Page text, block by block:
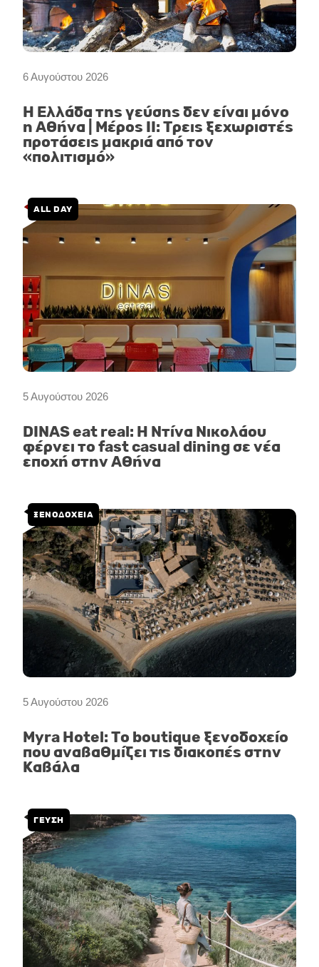
6 Αυγούστου 2026
Η Ελλάδα της γεύσης δεν είναι μόνο
η Αθήνα | Μέρος II: Τρεις ξεχωριστές
προτάσεις μακριά από τον
«πολιτισμό»
5 Αυγούστου 2026
ALL DAY
DINAS eat real: Η Ντίνα Νικολάου
φέρνει το fast casual dining σε νέα
εποχή στην Αθήνα
5 Αυγούστου 2026
ΞΕΝΟΔΟΧΕΙΑ
Myra Hotel: Το boutique ξενοδοχείο
που αναβαθμίζει τις διακοπές στην
Καβάλα
ΓΕΥΣΗ